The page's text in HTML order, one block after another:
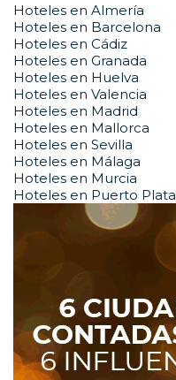
Hoteles en Almería
Hoteles en Barcelona
Hoteles en Cádiz
Hoteles en Granada
Hoteles en Huelva
Hoteles en Valencia
Hoteles en Madrid
Hoteles en Mallorca
Hoteles en Sevilla
Hoteles en Málaga
Hoteles en Murcia
Hoteles en Puerto Plata